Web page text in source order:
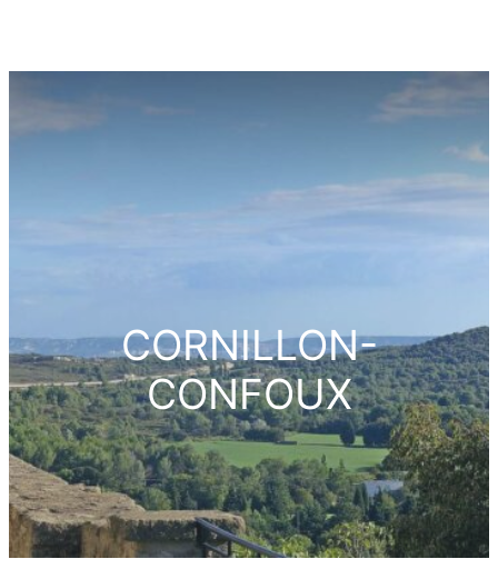
CORNILLON-
CONFOUX